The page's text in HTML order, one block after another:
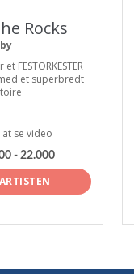
Rocks
FESTORKESTER
et superbredt
at se video
- 22.000